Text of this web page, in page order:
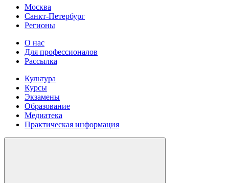
Москва
Санкт-Петербург
Регионы
О нас
Для профессионалов
Рассылка
Культура
Курсы
Экзамены
Образование
Медиатека
Практическая информация